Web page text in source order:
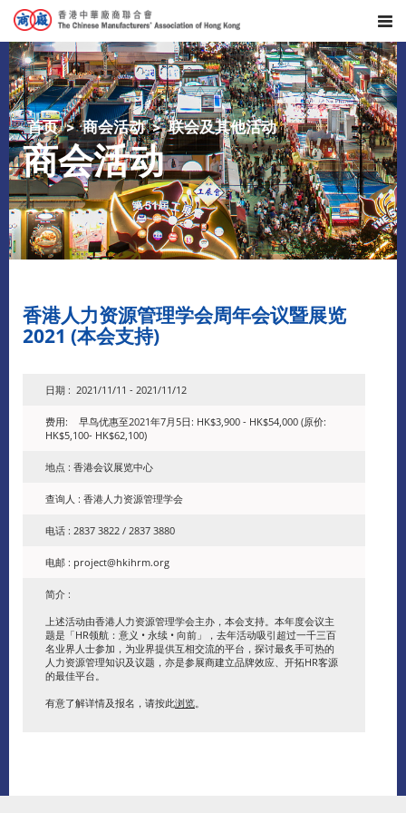
首页 商会活动 联会及其他活动
商会活动
香港人力资源管理学会周年会议暨展览
2021 (本会支持)
日期 : 2021/11/11 - 2021/11/12
费用: 早鸟优惠至2021年7月5日: HK$3,900 - HK$54,000 (原价:
HK$5,100- HK$62,100)
地点 : 香港会议展览中心
查询人 : 香港人力资源管理学会
电话 : 2837 3822 / 2837 3880
电邮 : project@hkihrm.org
简介 :
上述活动由香港人力资源管理学会主办，本会支持。本年度会议主
题是「HR领航：意义 • 永续 • 向前」，去年活动吸引超过一千三百
名业界人士参加，为业界提供互相交流的平台，探讨最炙手可热的
人力资源管理知识及议题，亦是参展商建立品牌效应、开拓HR客源
的最佳平台。
有意了解详情及报名，请按此浏览。